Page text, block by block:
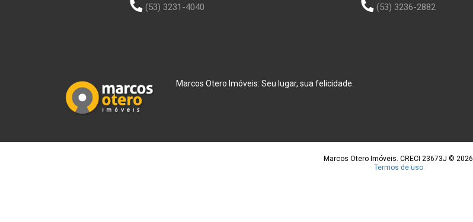
(53) 3231-4040
(53) 3236-2882
Marcos Otero Imóveis: Seu lugar, sua felicidade.
Marcos Otero Imóveis. CRECI 23673J © 2026
Termos de uso